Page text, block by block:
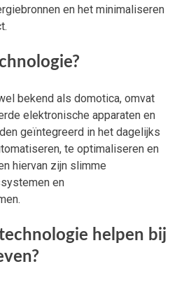
en het minimaliseren
bekend als domotica, omvat
elektronische apparaten en
geïntegreerd in het dagelijks
te optimaliseren en
hiervan zijn slimme
en
helpen bij